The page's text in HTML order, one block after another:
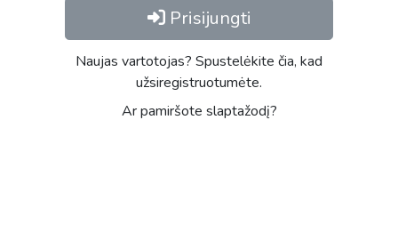
Prisijungti
Naujas vartotojas? Spustelėkite čia, kad
užsiregistruotumėte.
Ar pamiršote slaptažodį?